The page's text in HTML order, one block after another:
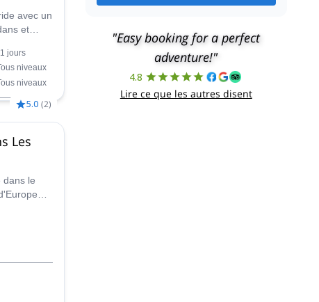
avec un
et
Menuires,
jours
niveaux
niveaux
"Easy booking for a perfect
adventure!"
4.8
Lire ce que les autres disent
5.0 (2)
Les
dans le
Il vous